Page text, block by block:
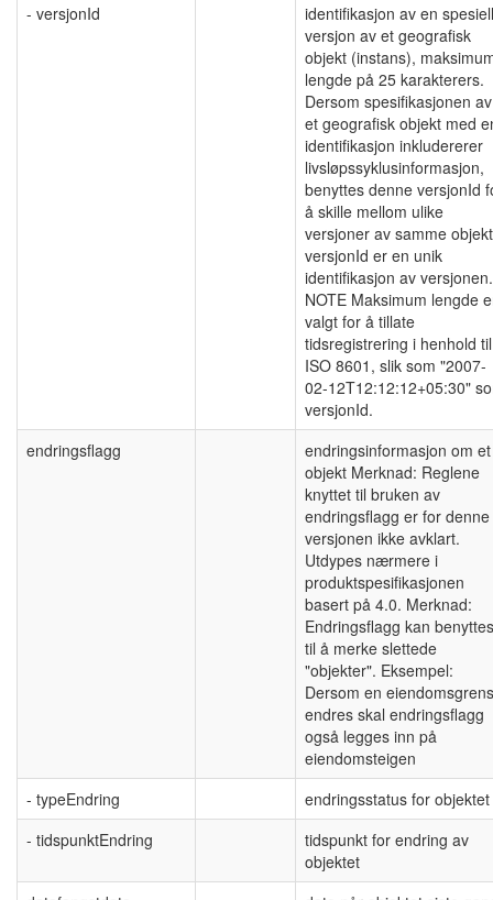
- versjonId
identifikasjon av en spesiell
versjon av et geografisk
objekt (instans),
lengde på 25 karakterers.
Dersom spesifikasjonen av
et geografisk objekt med
identifikasjon inkludererer
livsløpssyklusinformasjon,
benyttes denne versjonId
å skille mellom ulike
versjoner av samme
versjonId er en unik
identifikasjon av versjonen.
NOTE Maksimum lengde
valgt for å tillate
tidsregistrering i henhold til
ISO 8601, slik som "2007-
02-12T12:12:12+05:30"
versjonId.
endringsflagg
endringsinformasjon om et
objekt Merknad: Reglene
knyttet til bruken av
endringsflagg er for denne
versjonen ikke avklart.
Utdypes nærmere i
produktspesifikasjonen
basert på 4.0. Merknad:
Endringsflagg kan benyttes
til å merke slettede
"objekter". Eksempel:
Dersom en
endres skal endringsflagg
også legges inn på
eiendomsteigen
- typeEndring
endringsstatus for objektet
- tidspunktEndring
tidspunkt for endring av
objektet